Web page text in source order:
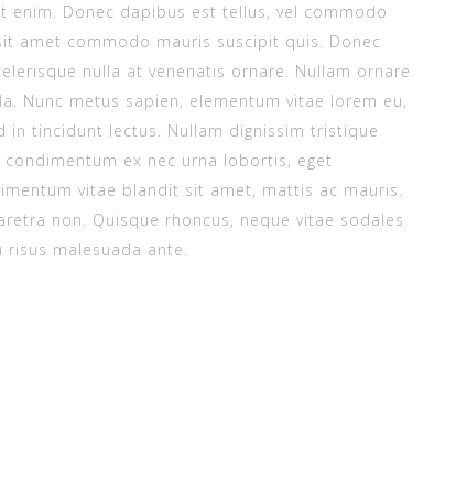
Donec dapibus est tellus, vel commodo
amet commodo mauris suscipit quis. Donec
nulla at venenatis ornare. Nullam ornare
Nunc metus sapien, elementum vitae lorem eu,
in tincidunt lectus. Nullam dignissim tristique
ex nec urna lobortis, eget
vitae blandit sit amet, mattis ac mauris.
non. Quisque rhoncus, neque vitae sodales
malesuada ante.